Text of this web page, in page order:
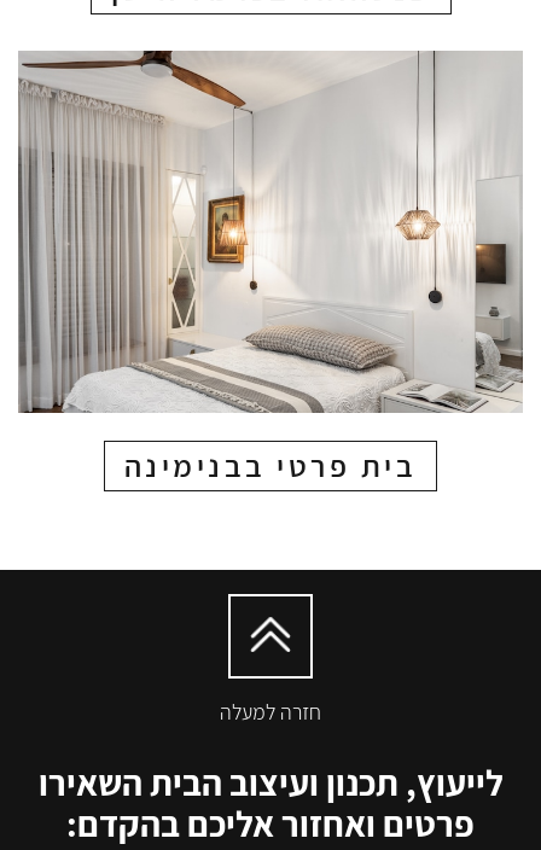
בית פרטי בבנימינה
חזרה למעלה
לייעוץ, תכנון ועיצוב הבית השאירו
פרטים ואחזור אליכם בהקדם: